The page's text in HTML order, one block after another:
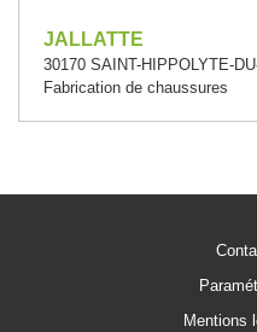
JALLATTE
30170 SAINT-HIPPOLYTE-
Fabrication de chaussures
Mentions